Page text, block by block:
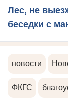
Лес, не
беседки с
новости
ФКГС